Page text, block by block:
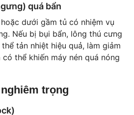
quá bẩn
dưới gầm tủ có nhiệm vụ
Nếu bị bụi bẩn, lông thú cưng
tản nhiệt hiệu quả, làm giảm
có thể khiến máy nén quá nóng
trọng